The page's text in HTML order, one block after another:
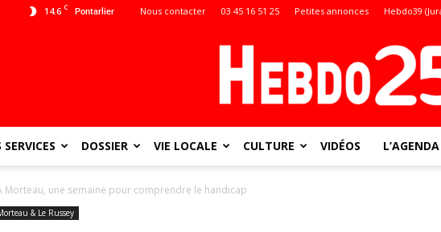
14.6 C Pontarlier Nous contacter 03 45 16 51 25 Petites annonces Hebdo39
SERVICES DOSSIER VIE LOCALE CULTURE VIDÉOS L’AGENDA
Morteau, une semaine pour comprendre le handicap
& Le Russey